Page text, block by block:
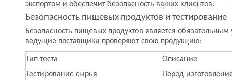
экспортом и обеспечит безопасность ваших клиентов.
Безопасность пищевых продуктов и тестирование
Безопасность пищевых продуктов является
ведущие поставщики проверяют свою продукцию:
Тип теста
Описание
Тестирование сырья
Перед